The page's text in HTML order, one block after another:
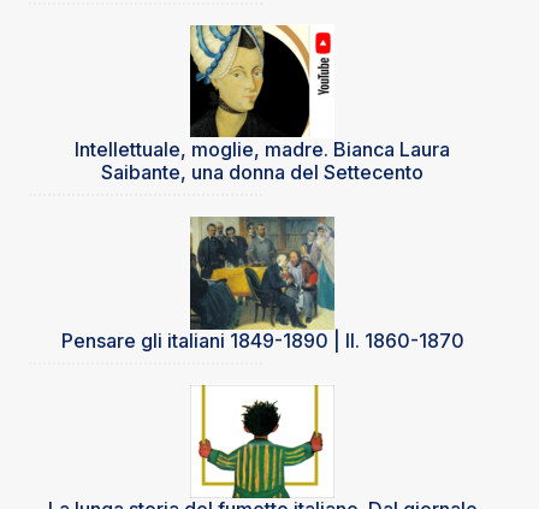
Intellettuale, moglie, madre. Bianca Laura
Saibante, una donna del Settecento
Pensare gli italiani 1849-1890 | II. 1860-1870